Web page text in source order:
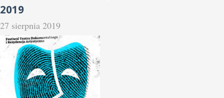
2019
27 sierpnia 2019